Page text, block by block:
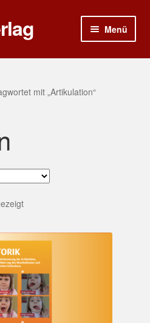
Menü
mit „Artikulation“